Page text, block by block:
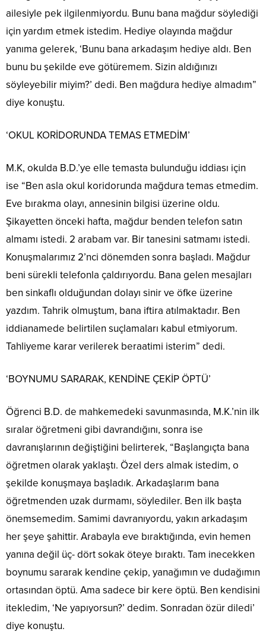
ailesiyle pek ilgilenmiyordu. Bunu bana mağdur söylediği
için yardım etmek istedim. Hediye olayında mağdur
yanıma gelerek, ‘Bunu bana arkadaşım hediye aldı. Ben
bunu bu şekilde eve götüremem. Sizin aldığınızı
söyleyebilir miyim?’ dedi. Ben mağdura hediye almadım”
diye konuştu.
‘OKUL KORİDORUNDA TEMAS ETMEDİM’
M.K, okulda B.D.’ye elle temasta bulunduğu iddiası için
ise “Ben asla okul koridorunda mağdura temas etmedim.
Eve bırakma olayı, annesinin bilgisi üzerine oldu.
Şikayetten önceki hafta, mağdur benden telefon satın
almamı istedi. 2 arabam var. Bir tanesini satmamı istedi.
Konuşmalarımız 2’nci dönemden sonra başladı. Mağdur
beni sürekli telefonla çaldırıyordu. Bana gelen mesajları
ben sinkaflı olduğundan dolayı sinir ve öfke üzerine
yazdım. Tahrik olmuştum, bana iftira atılmaktadır. Ben
iddianamede belirtilen suçlamaları kabul etmiyorum.
Tahliyeme karar verilerek beraatimi isterim” dedi.
‘BOYNUMU SARARAK, KENDİNE ÇEKİP ÖPTÜ’
Öğrenci B.D. de mahkemedeki savunmasında, M.K.’nin ilk
sıralar öğretmeni gibi davrandığını, sonra ise
davranışlarının değiştiğini belirterek, “Başlangıçta bana
öğretmen olarak yaklaştı. Özel ders almak istedim, o
şekilde konuşmaya başladık. Arkadaşlarım bana
öğretmenden uzak durmamı, söylediler. Ben ilk başta
önemsemedim. Samimi davranıyordu, yakın arkadaşım
her şeye şahittir. Arabayla eve bıraktığında, evin hemen
yanına değil üç- dört sokak öteye bıraktı. Tam inecekken
boynumu sararak kendine çekip, yanağımın ve dudağımın
ortasından öptü. Ama sadece bir kere öptü. Ben kendisini
itekledim, ‘Ne yapıyorsun?’ dedim. Sonradan özür diledi’
diye konuştu.